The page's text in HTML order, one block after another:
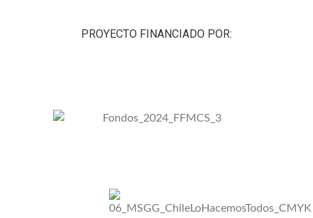
PROYECTO FINANCIADO POR: